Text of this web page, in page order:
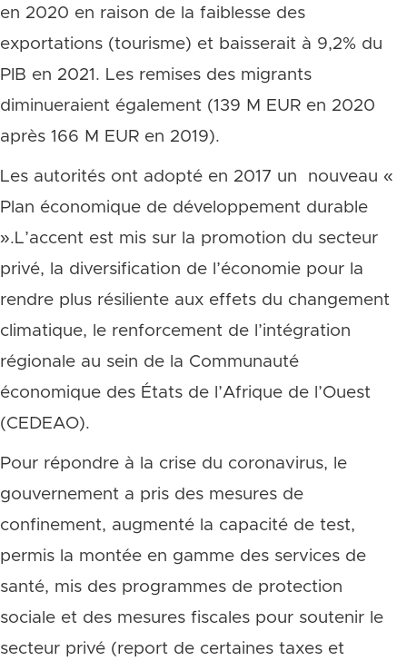
en 2020 en raison de la faiblesse des
exportations (tourisme) et baisserait à 9,2% du
PIB en 2021. Les remises des migrants
diminueraient également (139 M EUR en 2020
après 166 M EUR en 2019).
Les autorités ont adopté en 2017 un nouveau «
Plan économique de développement durable
».L’accent est mis sur la promotion du secteur
privé, la diversification de l’économie pour la
rendre plus résiliente aux effets du changement
climatique, le renforcement de l’intégration
régionale au sein de la Communauté
économique des États de l’Afrique de l’Ouest
(CEDEAO).
Pour répondre à la crise du coronavirus, le
gouvernement a pris des mesures de
confinement, augmenté la capacité de test,
permis la montée en gamme des services de
santé, mis des programmes de protection
sociale et des mesures fiscales pour soutenir le
secteur privé (report de certaines taxes et